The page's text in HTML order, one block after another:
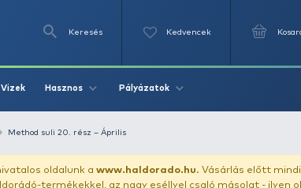
Írások Vizek Hasznos
Method feeder Method suli 20. rész – Április